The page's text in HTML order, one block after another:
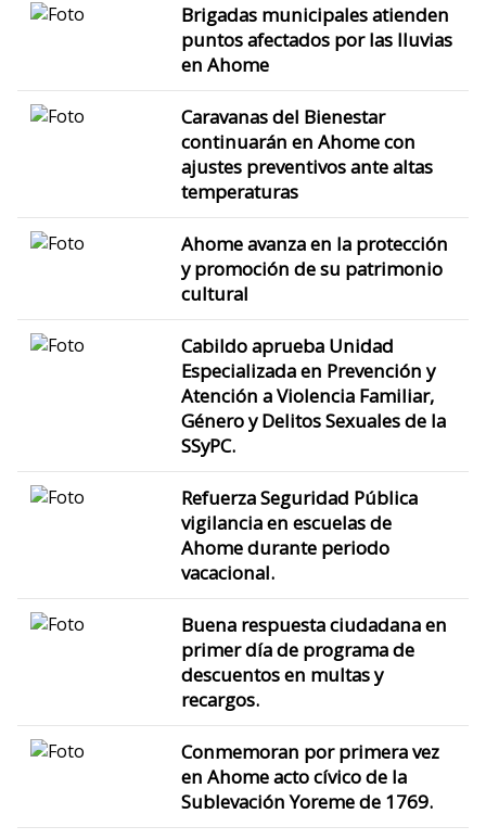
Brigadas municipales atienden
puntos afectados por las lluvias
en Ahome
Caravanas del Bienestar
continuarán en Ahome con
ajustes preventivos ante altas
temperaturas
Ahome avanza en la protección
y promoción de su patrimonio
cultural
Cabildo aprueba Unidad
Especializada en Prevención y
Atención a Violencia Familiar,
Género y Delitos Sexuales de la
SSyPC.
Refuerza Seguridad Pública
vigilancia en escuelas de
Ahome durante periodo
vacacional.
Buena respuesta ciudadana en
primer día de programa de
descuentos en multas y
recargos.
Conmemoran por primera vez
en Ahome acto cívico de la
Sublevación Yoreme de 1769.